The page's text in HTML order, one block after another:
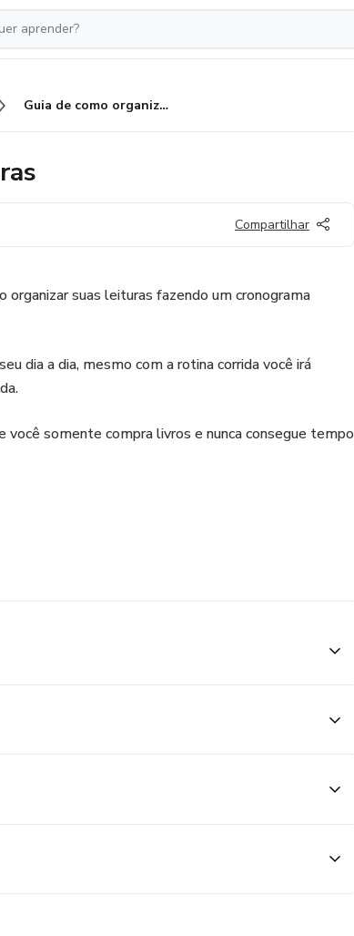
Guia de como organizar suas leituras
Compartilhar
suas leituras fazendo um cronograma
dia a dia, mesmo com a rotina corrida você irá
você somente compra livros e nunca consegue tempo